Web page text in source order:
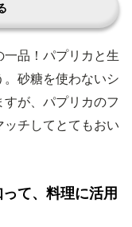
品！パプリカと生
砂糖を使わないシ
が、パプリカのフ
チしてとてもおい
て、料理に活用